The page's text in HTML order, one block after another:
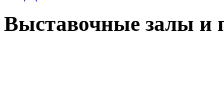
Выставочные залы и